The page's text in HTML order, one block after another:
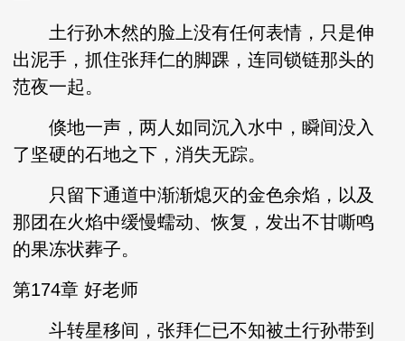
土行孙木然的脸上没有任何表情，只是伸
出泥手，抓住张拜仁的脚踝，连同锁链那头的
范夜一起。
倏地一声，两人如同沉入水中，瞬间没入
了坚硬的石地之下，消失无踪。
只留下通道中渐渐熄灭的金色余焰，以及
那团在火焰中缓慢蠕动、恢复，发出不甘嘶鸣
的果冻状葬子。
第174章 好老师
斗转星移间，张拜仁已不知被土行孙带到